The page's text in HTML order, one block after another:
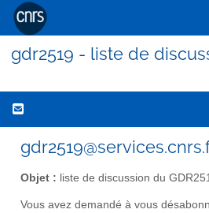
gdr2519 - liste de
Objet : liste de discussion du
Vous avez demandé à vous